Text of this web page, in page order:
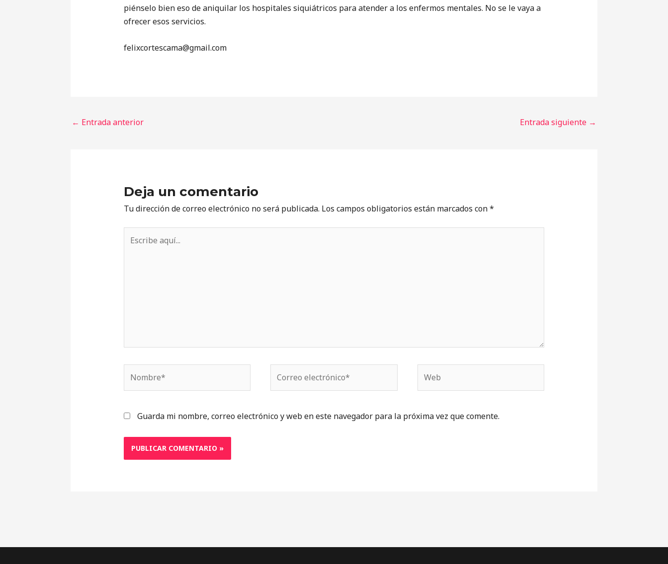
piénselo bien eso de aniquilar los hospitales siquiátricos para atender a los enfermos mentales. No se le vaya a
ofrecer esos servicios.
‎felixcortescama@gmail.com
← Entrada anterior Entrada siguiente →
Deja un comentario
Tu dirección de correo electrónico no será publicada. Los campos obligatorios están marcados con*
aquí...
electrónico*
Guarda mi nombre, correo electrónico y web en este navegador para la próxima vez que comente.